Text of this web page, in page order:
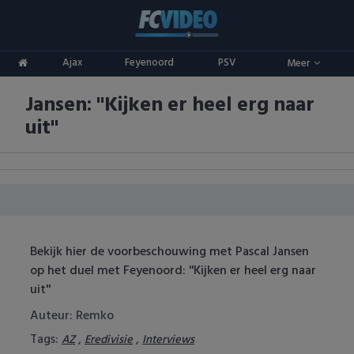
Ajax Feyenoord PSV Meer
ADO Den Haag
Ajax
FC Twente
FC Utrecht
Feyenoord
Competities
Eredivisie
Vrouwenvoetbal
Champions League
Europa League
Oranje
Jansen: ''Kijken er heel erg naar
uit''
Bekijk hier de voorbeschouwing met Pascal Jansen
op het duel met Feyenoord: ''Kijken er heel erg naar
uit''
Auteur: Remko
Tags: AZ, Eredivisie, Interviews